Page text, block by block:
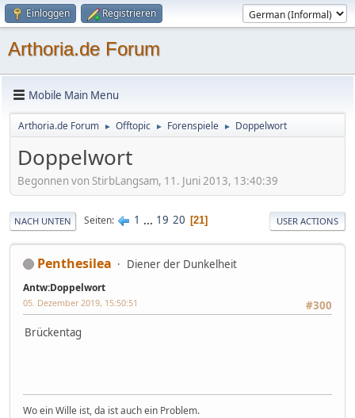
Einloggen Registrieren
Arthoria.de Forum
Mobile Main Menu
Arthoria.de Forum ► Offtopic ► Forenspiele ► Doppelwort
Doppelwort
Begonnen von StirbLangsam, 11. Juni 2013, 13:40:39
NACH UNTEN Seiten 1 ... 19 20 21 USER ACTIONS
Penthesilea Diener der Dunkelheit
Antw:Doppelwort
#300
05. Dezember 2019, 15:50:51
Brückentag
Wo ein Wille ist, da ist auch ein Problem.